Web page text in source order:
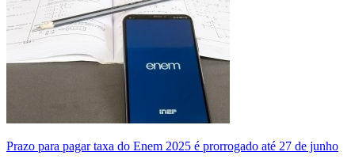
Prazo para pagar taxa do Enem 2025 é prorrogado até 27 de junho